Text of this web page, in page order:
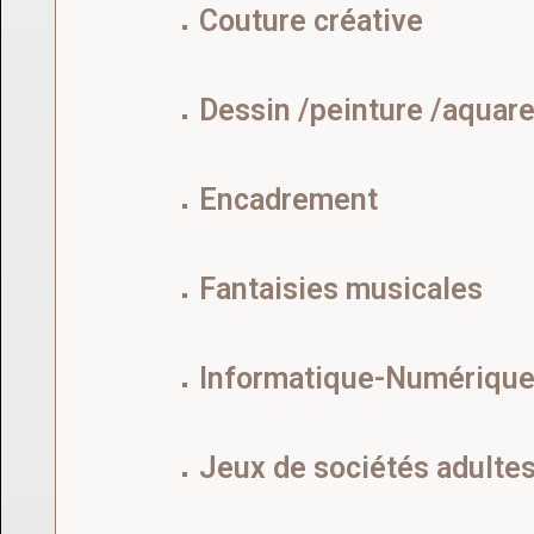
Couture créative
Dessin /peinture /
Encadrement
Fantaisies musicales
Informatique-Numérique
Jeux de sociétés adultes